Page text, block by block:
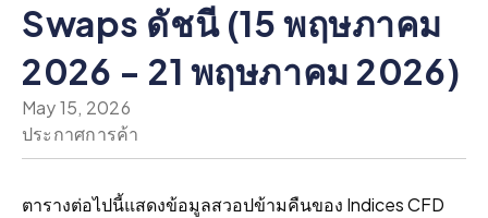
Swaps ดัชนี (15 พฤษภาคม
2026 - 21 พฤษภาคม 2026)
May 15, 2026
ประกาศการค้า
ตารางต่อไปนี้แสดงข้อมูลสวอปข้ามคืนของ Indices CFD